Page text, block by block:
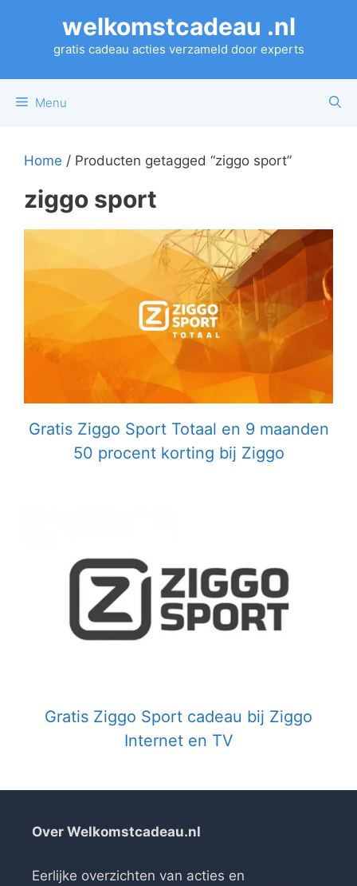
welkomstcadeau .nl
gratis cadeau acties verzameld door experts
Menu
Home / Producten getagged “ziggo sport”
ziggo sport
Gratis Ziggo Sport Totaal en 9 maanden
50 procent korting bij Ziggo
Gratis Ziggo Sport cadeau bij Ziggo
Internet en TV
Over Welkomstcadeau.nl
Eerlijke overzichten van acties en